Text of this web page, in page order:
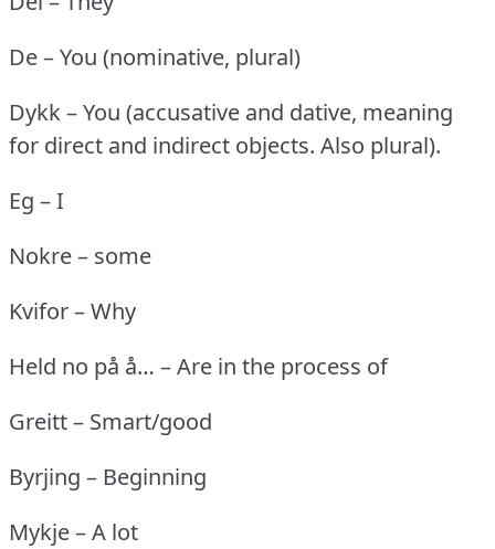
De – You (nominative, plural)
Dykk – You (accusative and dative, meaning
for direct and indirect objects. Also plural).
Eg – I
Nokre – some
Kvifor – Why
Held no på å… – Are in the process of
Greitt – Smart/good
Byrjing – Beginning
Mykje – A lot